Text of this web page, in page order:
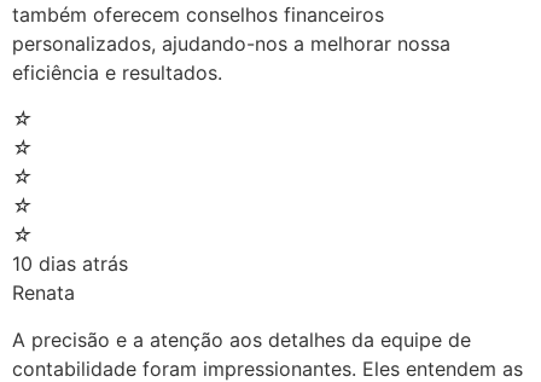
também oferecem conselhos financeiros
personalizados, ajudando-nos a melhorar nossa
eficiência e resultados.
☆
☆
☆
☆
☆
10 dias atrás
Renata
A precisão e a atenção aos detalhes da equipe de
contabilidade foram impressionantes. Eles entendem as